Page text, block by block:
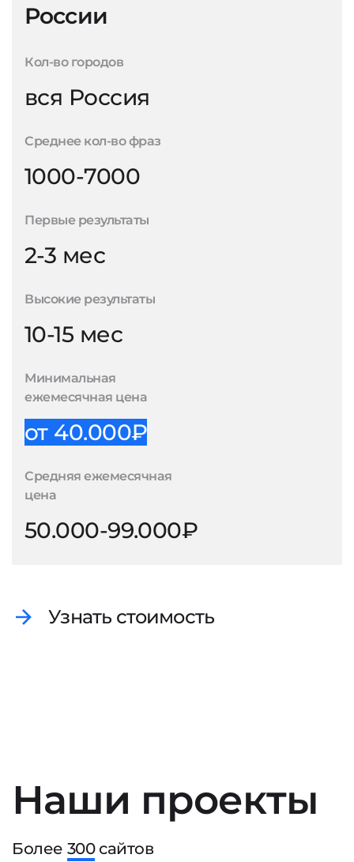
России
Кол-во городов
вся Россия
Среднее кол-во фраз
1000-7000
Первые результаты
2-3 мес
Высокие результаты
10-15 мес
Минимальная
ежемесячная цена
от 40.000₽
Средняя ежемесячная
цена
50.000-99.000₽
Узнать стоимость
Наши проекты
Более 300сайтов